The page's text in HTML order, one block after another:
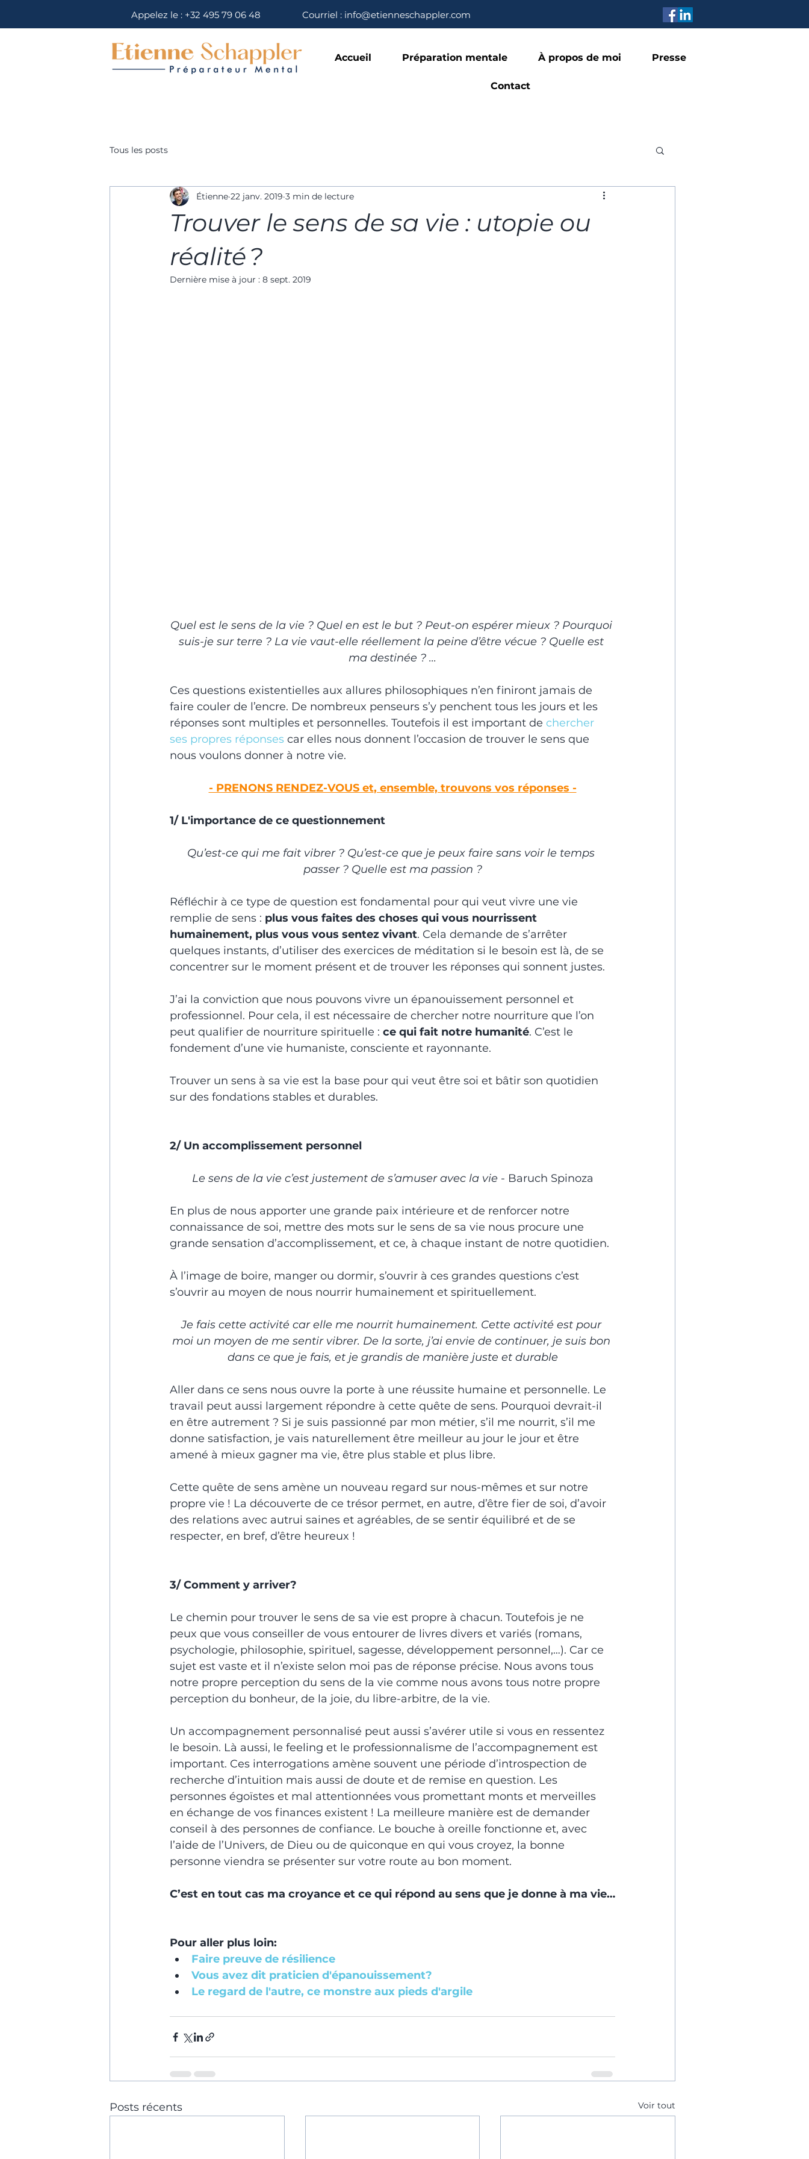
Appelez le : +32 495 79 06 48 Courriel : info@etienneschappler.com
Accueil Préparation mentale À propos de moi Presse
Contact
Tous les posts
Trouver le sens de sa vie : utopie ou
réalité ?
Étienne 22 janv. 2019 3 min de lecture
Dernière mise à jour : 8 sept. 2019
Quel est le sens de la vie ? Quel en est le but ? Peut-on espérer mieux ? Pourquoi
suis-je sur terre ? La vie vaut-elle réellement la peine d’être vécue ? Quelle est
ma destinée ? ...
Ces questions existentielles aux allures philosophiques n’en finiront jamais de
faire couler de l’encre. De nombreux penseurs s’y penchent tous les jours et les
réponses sont multiples et personnelles. Toutefois il est important de chercher
ses propres réponses car elles nous donnent l’occasion de trouver le sens que
nous voulons donner à notre vie.
- PRENONS RENDEZ-VOUS et, ensemble, trouvons vos réponses -
1/ L'importance de ce questionnement
Qu’est-ce qui me fait vibrer ? Qu’est-ce que je peux faire sans voir le temps
passer ? Quelle est ma passion ?
Réfléchir à ce type de question est fondamental pour qui veut vivre une vie
remplie de sens : plus vous faites des choses qui vous nourrissent
humainement, plus vous vous sentez vivant. Cela demande de s’arrêter
quelques instants, d’utiliser des exercices de méditation si le besoin est là, de se
concentrer sur le moment présent et de trouver les réponses qui sonnent justes.
J’ai la conviction que nous pouvons vivre un épanouissement personnel et
professionnel. Pour cela, il est nécessaire de chercher notre nourriture que l’on
peut qualifier de nourriture spirituelle : ce qui fait notre humanité. C’est le
fondement d’une vie humaniste, consciente et rayonnante.
Trouver un sens à sa vie est la base pour qui veut être soi et bâtir son quotidien
sur des fondations stables et durables.
2/ Un accomplissement personnel
Le sens de la vie c’est justement de s’amuser avec la vie - Baruch Spinoza
En plus de nous apporter une grande paix intérieure et de renforcer notre
connaissance de soi, mettre des mots sur le sens de sa vie nous procure une
grande sensation d’accomplissement, et ce, à chaque instant de notre quotidien.
À l’image de boire, manger ou dormir, s’ouvrir à ces grandes questions c’est
s’ouvrir au moyen de nous nourrir humainement et spirituellement.
Je fais cette activité car elle me nourrit humainement. Cette activité est pour
moi un moyen de me sentir vibrer. De la sorte, j’ai envie de continuer, je suis bon
dans ce que je fais, et je grandis de manière juste et durable
Aller dans ce sens nous ouvre la porte à une réussite humaine et personnelle. Le
travail peut aussi largement répondre à cette quête de sens. Pourquoi devrait-il
en être autrement ? Si je suis passionné par mon métier, s’il me nourrit, s’il me
donne satisfaction, je vais naturellement être meilleur au jour le jour et être
amené à mieux gagner ma vie, être plus stable et plus libre.
Cette quête de sens amène un nouveau regard sur nous-mêmes et sur notre
propre vie ! La découverte de ce trésor permet, en autre, d’être fier de soi, d’avoir
des relations avec autrui saines et agréables, de se sentir équilibré et de se
respecter, en bref, d’être heureux !
3/ Comment y arriver?
Le chemin pour trouver le sens de sa vie est propre à chacun. Toutefois je ne
peux que vous conseiller de vous entourer de livres divers et variés (romans,
psychologie, philosophie, spirituel, sagesse, développement personnel,…). Car ce
sujet est vaste et il n’existe selon moi pas de réponse précise. Nous avons tous
notre propre perception du sens de la vie comme nous avons tous notre propre
perception du bonheur, de la joie, du libre-arbitre, de la vie.
Un accompagnement personnalisé peut aussi s’avérer utile si vous en ressentez
le besoin. Là aussi, le feeling et le professionnalisme de l’accompagnement est
important. Ces interrogations amène souvent une période d’introspection de
recherche d’intuition mais aussi de doute et de remise en question. Les
personnes égoïstes et mal attentionnées vous promettant monts et merveilles
en échange de vos finances existent ! La meilleure manière est de demander
conseil à des personnes de confiance. Le bouche à oreille fonctionne et, avec
l’aide de l’Univers, de Dieu ou de quiconque en qui vous croyez, la bonne
personne viendra se présenter sur votre route au bon moment.
C’est en tout cas ma croyance et ce qui répond au sens que je donne à ma vie…
Pour aller plus loin:
Faire preuve de résilience
Vous avez dit praticien d'épanouissement?
Le regard de l'autre, ce monstre aux pieds d'argile
Posts récents Voir tout